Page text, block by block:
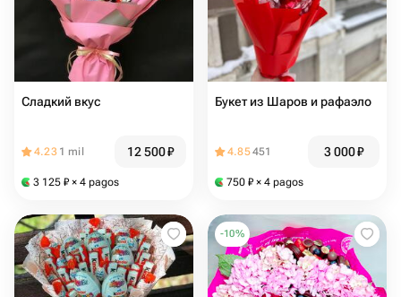
Сладкий вкус
4.23 1 mil 12 500₽
3 125 ₽ × 4 pagos
Букет из Шаров и рафаэло
4.85451 3 000₽
750 ₽ × 4 pagos
-10%